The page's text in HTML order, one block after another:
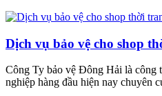
Dịch vụ bảo vệ cho shop
Công Ty bảo vệ Đông Hải là công
nghiệp hàng đầu hiện nay chuyên